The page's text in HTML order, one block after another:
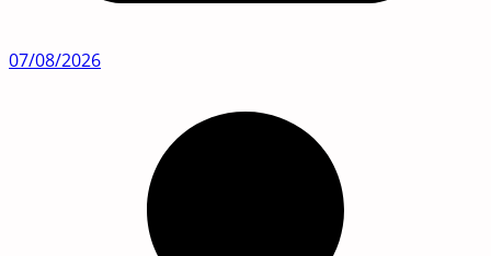
07/08/2026